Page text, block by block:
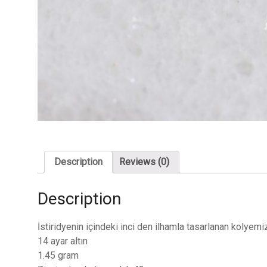
Description Reviews (0)
Description
İstiridyenin içindeki inci den ilhamla tasarlanan
14 ayar altın
1.45 gram